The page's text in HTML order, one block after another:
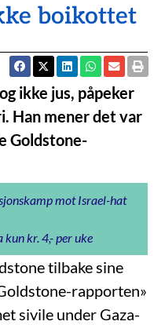
boikottet
ikke jus, påpeker
Han mener det var
Goldstone-
mot Israel-hat
kr. 4,- per uke
tilbake sine
rapporten»
sivile under Gaza-